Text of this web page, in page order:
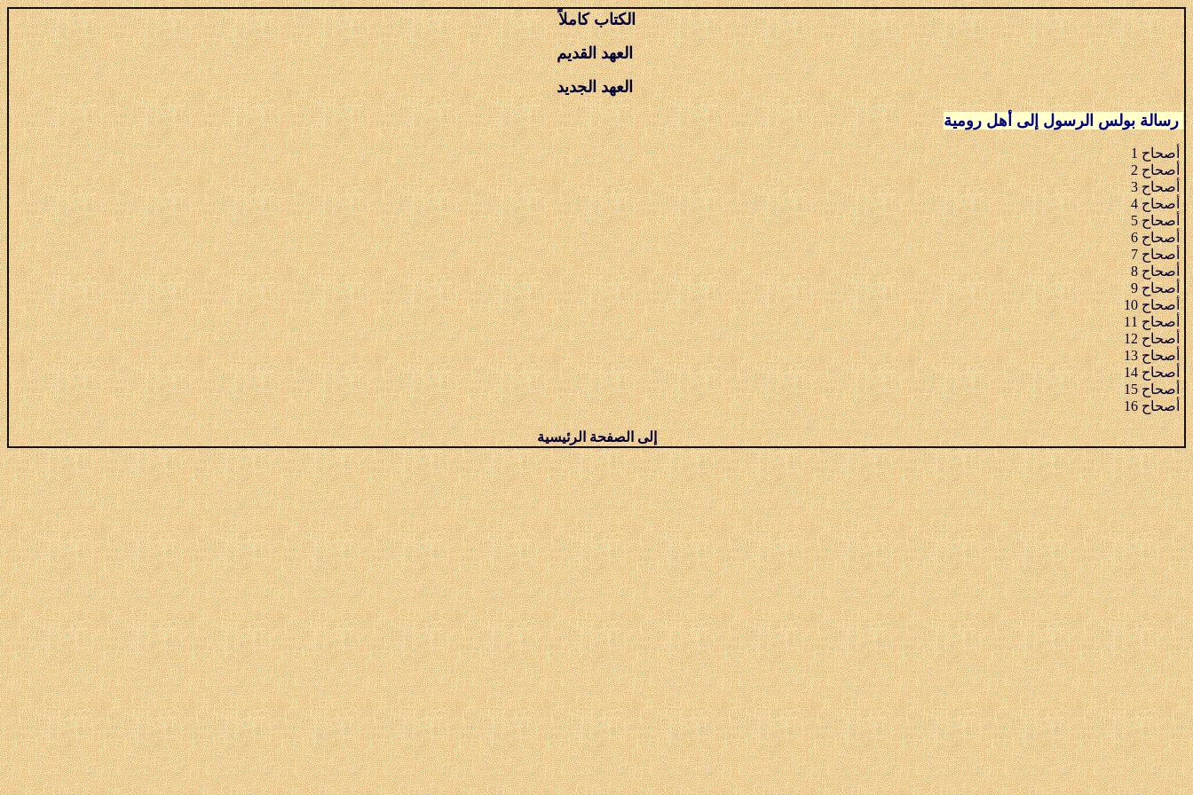
الكتاب كاملاً
العهد القديم
العهد الجديد
رسالة بولس الرسول إلى أهل رومية
أصحاح 1
أصحاح 2
أصحاح 3
أصحاح 4
أصحاح 5
أصحاح 6
أصحاح 7
أصحاح 8
أصحاح 9
أصحاح 10
أصحاح 11
أصحاح 12
أصحاح 13
أصحاح 14
أصحاح 15
أصحاح 16
إلى الصفحة الرئيسية